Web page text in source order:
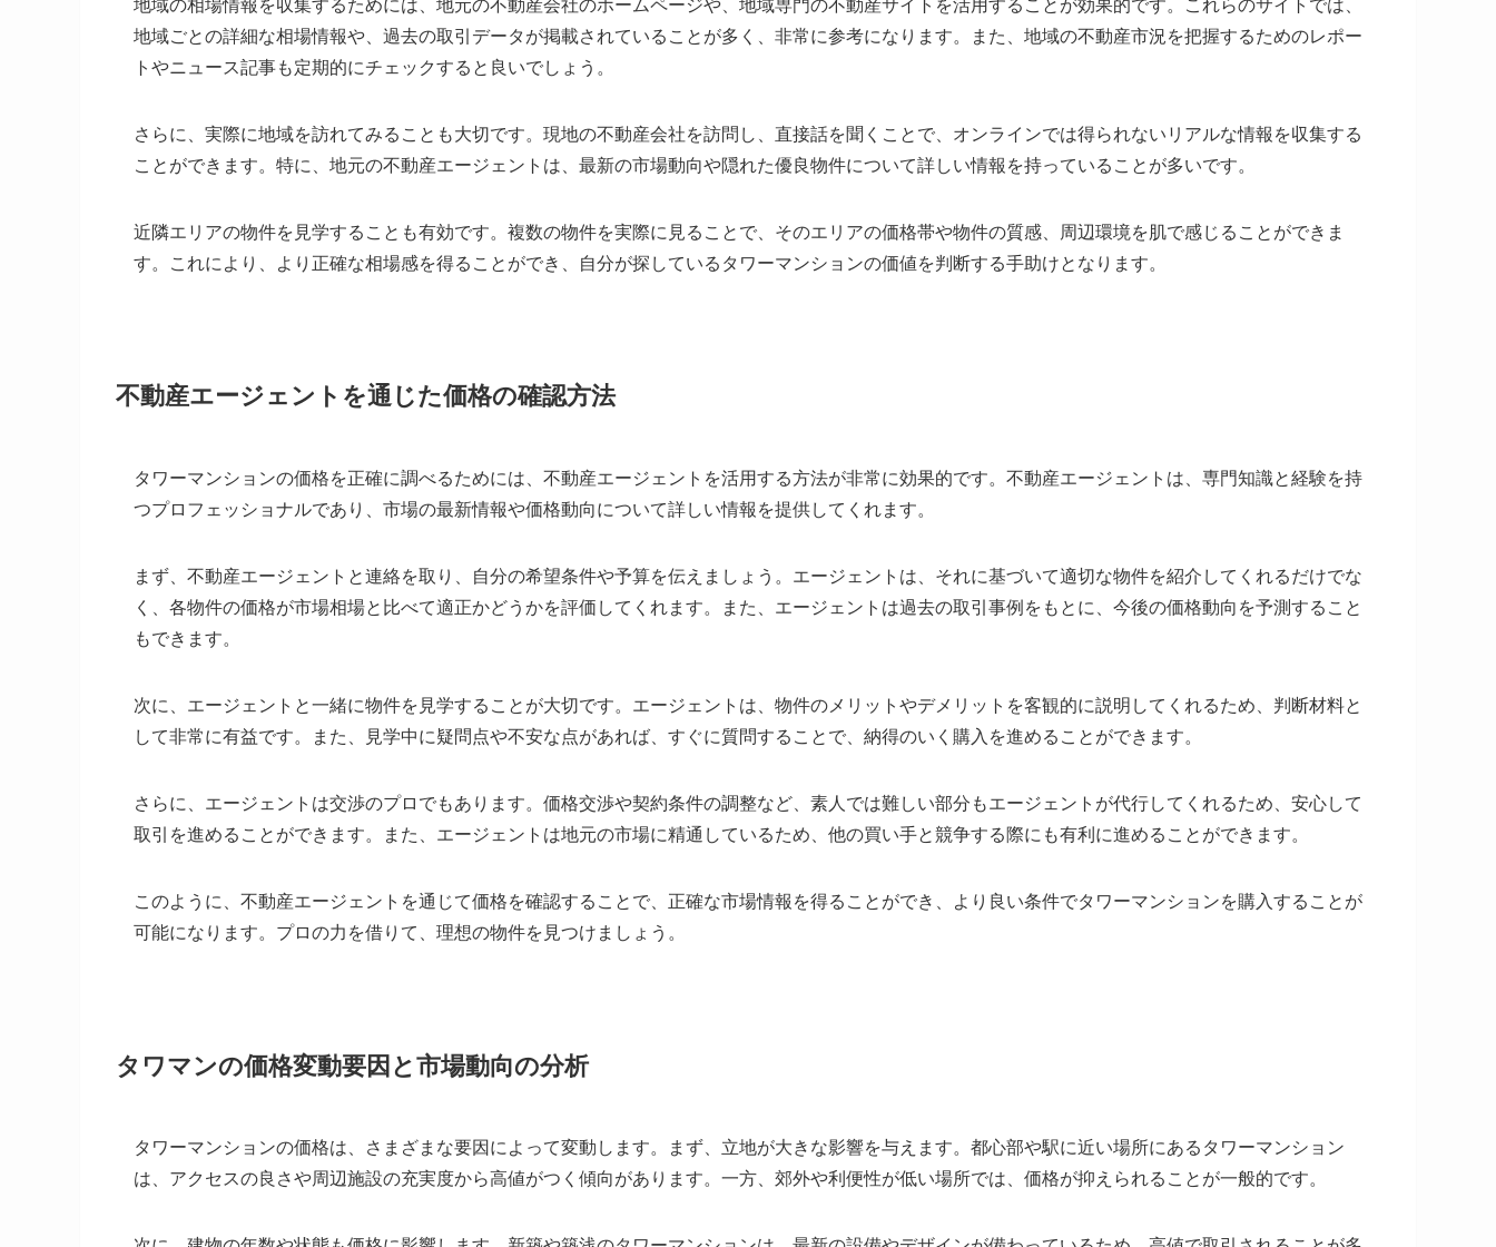
地域ごとの詳細な相場情報や、過去の取引データが掲載されていることが多く、非常に参考になります。また、地域の不動産市況を把握するためのレポー
トやニュース記事も定期的にチェックすると良いでしょう。
さらに、実際に地域を訪れてみることも大切です。現地の不動産会社を訪問し、直接話を聞くことで、オンラインでは得られないリアルな情報を収集する
ことができます。特に、地元の不動産エージェントは、最新の市場動向や隠れた優良物件について詳しい情報を持っていることが多いです。
近隣エリアの物件を見学することも有効です。複数の物件を実際に見ることで、そのエリアの価格帯や物件の質感、周辺環境を肌で感じることができま
す。これにより、より正確な相場感を得ることができ、自分が探しているタワーマンションの価値を判断する手助けとなります。
不動産エージェントを通じた価格の確認方法
タワーマンションの価格を正確に調べるためには、不動産エージェントを活用する方法が非常に効果的です。不動産エージェントは、専門知識と経験を持
つプロフェッショナルであり、市場の最新情報や価格動向について詳しい情報を提供してくれます。
まず、不動産エージェントと連絡を取り、自分の希望条件や予算を伝えましょう。エージェントは、それに基づいて適切な物件を紹介してくれるだけでな
く、各物件の価格が市場相場と比べて適正かどうかを評価してくれます。また、エージェントは過去の取引事例をもとに、今後の価格動向を予測すること
もできます。
次に、エージェントと一緒に物件を見学することが大切です。エージェントは、物件のメリットやデメリットを客観的に説明してくれるため、判断材料と
して非常に有益です。また、見学中に疑問点や不安な点があれば、すぐに質問することで、納得のいく購入を進めることができます。
さらに、エージェントは交渉のプロでもあります。価格交渉や契約条件の調整など、素人では難しい部分もエージェントが代行してくれるため、安心して
取引を進めることができます。また、エージェントは地元の市場に精通しているため、他の買い手と競争する際にも有利に進めることができます。
このように、不動産エージェントを通じて価格を確認することで、正確な市場情報を得ることができ、より良い条件でタワーマンションを購入することが
可能になります。プロの力を借りて、理想の物件を見つけましょう。
タワマンの価格変動要因と市場動向の分析
タワーマンションの価格は、さまざまな要因によって変動します。まず、立地が大きな影響を与えます。都心部や駅に近い場所にあるタワーマンション
は、アクセスの良さや周辺施設の充実度から高値がつく傾向があります。一方、郊外や利便性が低い場所では、価格が抑えられることが一般的です。